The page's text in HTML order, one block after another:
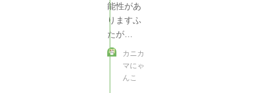
能性があ
りますふ
たが…
カニカ
マにゃ
んこ